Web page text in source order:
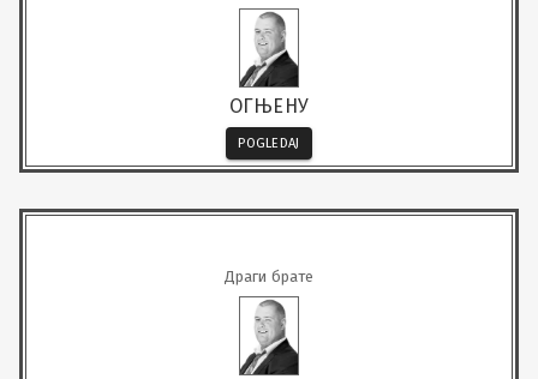
ОГЊЕНУ
POGLEDAJ
Драги брате